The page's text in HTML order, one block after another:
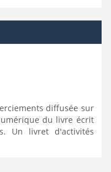
diffusée sur
du livre écrit
Un livret d'activités